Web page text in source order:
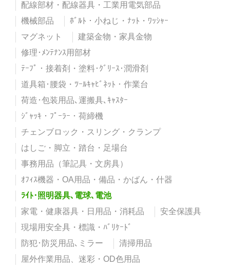
配線部材・配線器具・工業用電気部品
機械部品
ﾎﾞﾙﾄ・小ねじ・ﾅｯﾄ・ﾜｯｼｬｰ
マグネット
建築金物・家具金物
修理･ﾒﾝﾃﾅﾝｽ用部材
ﾃｰﾌﾟ・接着剤・塗料･ｸﾞﾘｰｽ･潤滑剤
道具箱･腰袋・ﾂｰﾙｷｬﾋﾞﾈｯﾄ・作業台
荷造･包装用品､運搬具､ｷｬｽﾀｰ
ｼﾞｬｯｷ・ﾌﾟｰﾗｰ・荷締機
チェンブロック・スリング・クランプ
はしご・脚立・踏台・足場台
事務用品（筆記具・文房具）
ｵﾌｨｽ機器・OA用品・備品・かばん・什器
ﾗｲﾄ･照明器具､電球､電池
家電・健康器具・日用品・消耗品
安全保護具
現場用安全具・標識・ﾊﾞﾘｹｰﾄﾞ
防犯･防災用品､ミラー
清掃用品
屋外作業用品、迷彩・OD色用品